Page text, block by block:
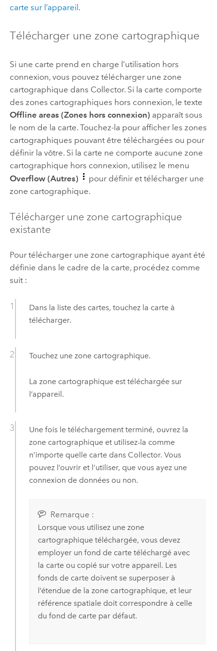
carte sur l’appareil.
Télécharger une zone cartographique
Si une carte prend en charge l’utilisation hors
connexion, vous pouvez télécharger une zone
cartographique dans Collector. Si la carte comporte
des zones cartographiques hors connexion, le texte
Offline areas (Zones hors connexion) apparaît sous
le nom de la carte. Touchez-la pour afficher les zones
cartographiques pouvant être téléchargées ou pour
définir la vôtre. Si la carte ne comporte aucune zone
cartographique hors connexion, utilisez le menu
Overflow (Autres)
pour définir et télécharger une
zone cartographique.
Télécharger une zone cartographique
existante
Pour télécharger une zone cartographique ayant été
définie dans le cadre de la carte, procédez comme
suit :
Dans la liste des cartes, touchez la carte à
télécharger.
Touchez une zone cartographique.
La zone cartographique est téléchargée sur
l’appareil.
Une fois le téléchargement terminé, ouvrez la
zone cartographique et utilisez-la comme
n’importe quelle carte dans Collector. Vous
pouvez l’ouvrir et l’utiliser, que vous ayez une
connexion de données ou non.
Remarque :
Lorsque vous utilisez une zone
cartographique téléchargée, vous devez
employer un fond de carte téléchargé avec
la carte ou copié sur votre appareil. Les
fonds de carte doivent se superposer à
l’étendue de la zone cartographique, et leur
référence spatiale doit correspondre à celle
du fond de carte par défaut.